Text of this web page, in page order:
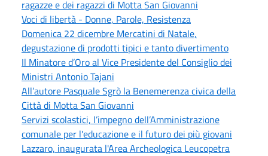
ragazze e dei ragazzi di Motta San Giovanni
Voci di libertà - Donne, Parole, Resistenza
Domenica 22 dicembre Mercatini di Natale,
degustazione di prodotti tipici e tanto divertimento
Il Minatore d’Oro al Vice Presidente del Consiglio dei
Ministri Antonio Tajani
All’autore Pasquale Sgrò la Benemerenza civica della
Città di Motta San Giovanni
Servizi scolastici, l’impegno dell’Amministrazione
comunale per l'educazione e il futuro dei più giovani
Lazzaro, inaugurata l'Area Archeologica Leucopetra